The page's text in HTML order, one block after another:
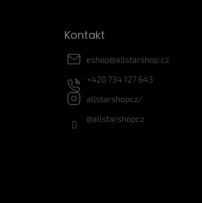
Kontakt
eshop@allstarshop.cz
+420 734 127 643
allstarshopcz/
@allstarshopcz